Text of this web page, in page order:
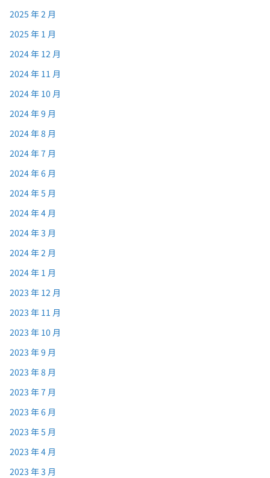
2025 年 2 月
2025 年 1 月
2024 年 12 月
2024 年 11 月
2024 年 10 月
2024 年 9 月
2024 年 8 月
2024 年 7 月
2024 年 6 月
2024 年 5 月
2024 年 4 月
2024 年 3 月
2024 年 2 月
2024 年 1 月
2023 年 12 月
2023 年 11 月
2023 年 10 月
2023 年 9 月
2023 年 8 月
2023 年 7 月
2023 年 6 月
2023 年 5 月
2023 年 4 月
2023 年 3 月